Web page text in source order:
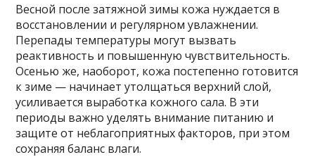
Весной после затяжной зимы кожа нуждается в
восстановлении и регулярном увлажнении.
Перепады температуры могут вызвать
реактивность и повышенную чувствительность.
Осенью же, наоборот, кожа постепенно готовится
к зиме — начинает утолщаться верхний слой,
усиливается выработка кожного сала. В эти
периоды важно уделять внимание питанию и
защите от неблагоприятных факторов, при этом
сохраняя баланс влаги.